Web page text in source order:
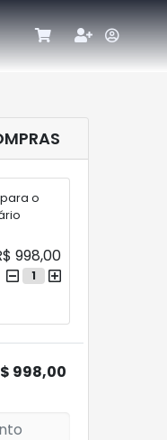
o
998,00
1
998,00